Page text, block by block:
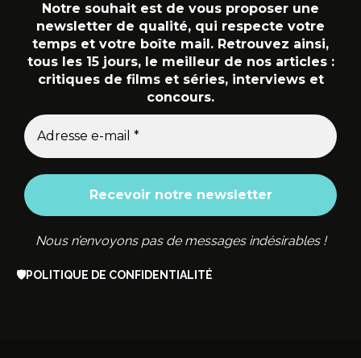
Notre souhait est de vous proposer une
newsletter de qualité, qui respecte votre
temps et votre boîte mail. Retrouvez ainsi,
tous les 15 jours, le meilleur de nos articles :
critiques de films et séries, interviews et
concours.
Nous n’envoyons pas de messages indésirables !
🛡️POLITIQUE DE CONFIDENTIALITÉ